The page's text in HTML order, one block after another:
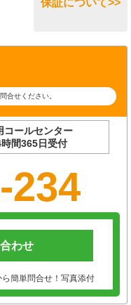
合せください。
コールセンター
間365日受付
234
わせ
簡単問合せ！写真添付